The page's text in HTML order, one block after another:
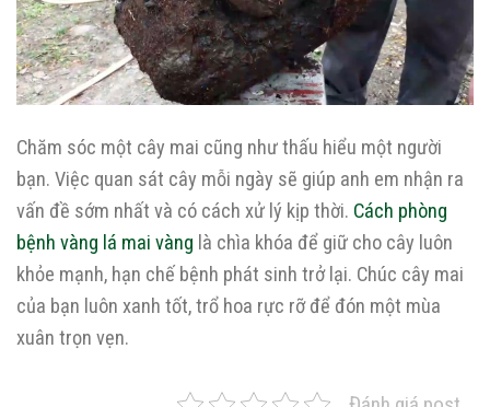
Chăm sóc một cây mai cũng như thấu hiểu một người
bạn. Việc quan sát cây mỗi ngày sẽ giúp anh em nhận ra
vấn đề sớm nhất và có cách xử lý kịp thời. Cách phòng
bệnh vàng lá mai vàng là chìa khóa để giữ cho cây luôn
khỏe mạnh, hạn chế bệnh phát sinh trở lại. Chúc cây mai
của bạn luôn xanh tốt, trổ hoa rực rỡ để đón một mùa
xuân trọn vẹn.